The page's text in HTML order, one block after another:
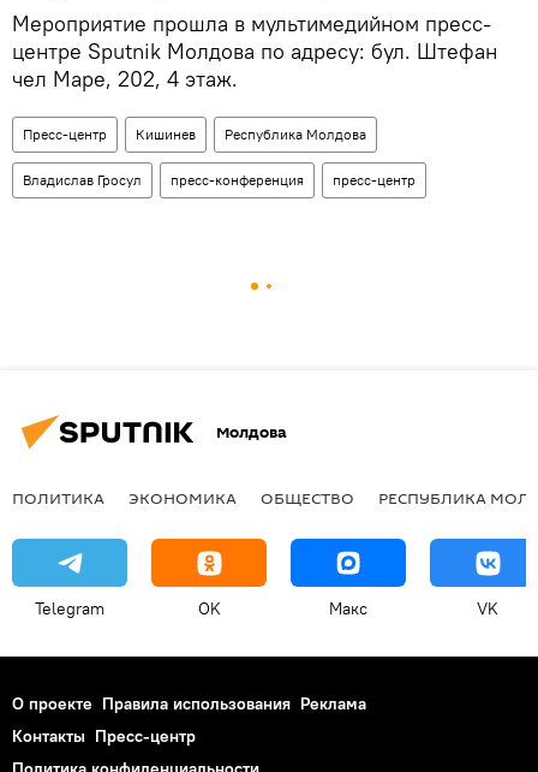
Мероприятие прошла в мультимедийном пресс-
центре Sputnik Молдова по адресу: бул. Штефан
чел Маре, 202, 4 этаж.
Пресс-центр Кишинев Республика Молдова
Владислав Гросул пресс-конференция пресс-центр
Молдова
ПОЛИТИКА ЭКОНОМИКА ОБЩЕСТВО РЕСПУБЛИКА
Telegram OK Макс VK
О проекте Правила использования Реклама
Контакты Пресс-центр